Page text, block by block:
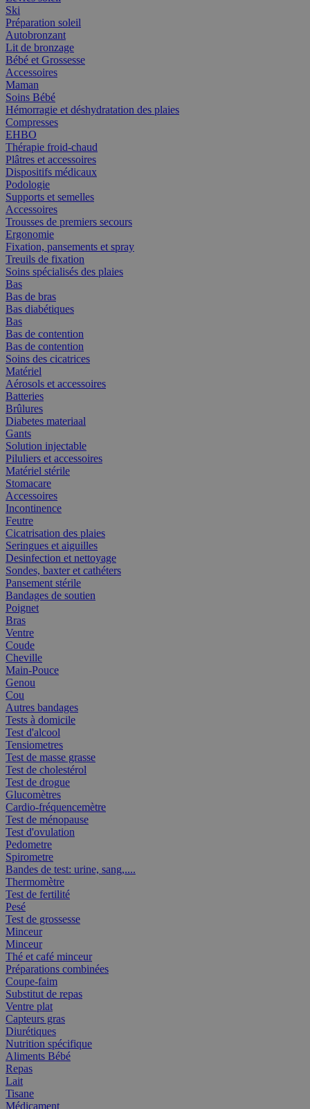
Ski
Préparation soleil
Autobronzant
Lit de bronzage
Bébé et Grossesse
Accessoires
Maman
Soins Bébé
Hémorragie et déshydratation des plaies
Compresses
EHBO
Thérapie froid-chaud
Plâtres et accessoires
Dispositifs médicaux
Podologie
Supports et semelles
Accessoires
Trousses de premiers secours
Ergonomie
Fixation, pansements et spray
Treuils de fixation
Soins spécialisés des plaies
Bas
Bas de bras
Bas diabétiques
Bas
Bas de contention
Bas de contention
Soins des cicatrices
Matériel
Aérosols et accessoires
Batteries
Brûlures
Diabetes materiaal
Gants
Solution injectable
Piluliers et accessoires
Matériel stérile
Stomacare
Accessoires
Incontinence
Feutre
Cicatrisation des plaies
Seringues et aiguilles
Desinfection et nettoyage
Sondes, baxter et cathéters
Pansement stérile
Bandages de soutien
Poignet
Bras
Ventre
Coude
Cheville
Main-Pouce
Genou
Cou
Autres bandages
Tests à domicile
Test d'alcool
Tensiometres
Test de masse grasse
Test de cholestérol
Test de drogue
Glucomètres
Cardio-fréquencemètre
Test de ménopause
Test d'ovulation
Pedometre
Spirometre
Bandes de test: urine, sang,....
Thermomètre
Test de fertilité
Pesé
Test de grossesse
Minceur
Minceur
Thé et café minceur
Préparations combinées
Coupe-faim
Substitut de repas
Ventre plat
Capteurs gras
Diurétiques
Nutrition spécifique
Aliments Bébé
Repas
Lait
Tisane
Médicament